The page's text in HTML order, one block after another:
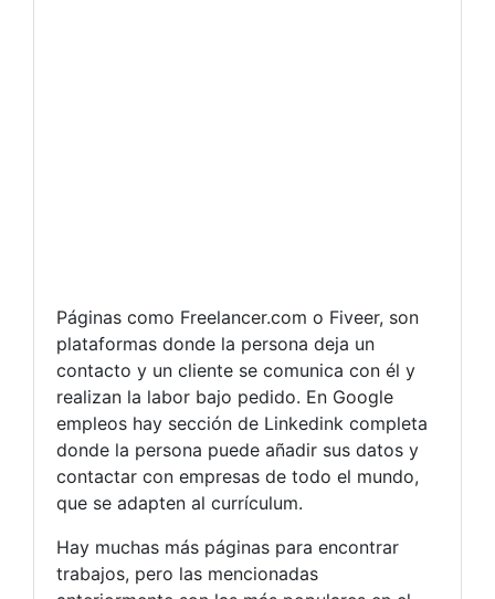
Páginas como Freelancer.com o Fiveer, son
plataformas donde la persona deja un
contacto y un cliente se comunica con él y
realizan la labor bajo pedido. En Google
empleos hay sección de Linkedink completa
donde la persona puede añadir sus datos y
contactar con empresas de todo el mundo,
que se adapten al currículum.
Hay muchas más páginas para encontrar
trabajos, pero las mencionadas